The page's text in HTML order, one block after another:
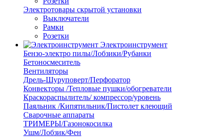
Электротовары скрытой установки
Выключатели
Рамки
Розетки
Электроинструмент
Бензо-электро пилы/Лобзики/Рубанки
Бетоносмеситель
Вентиляторы
Дрель-Шуруповерт/Перфоратор
Конвекторы /Тепловые пушки/обогреватели
Краскораспылитель/ компрессор/уровень
Паяльник /Кипятильник/Пистолет клеющий
Сварочные аппараты
ТРИМЕРЫ/Газонокосилка
Ушм/Лобзик/Фен